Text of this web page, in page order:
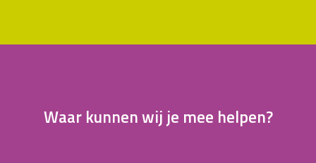
Waar kunnen wij je mee helpen?